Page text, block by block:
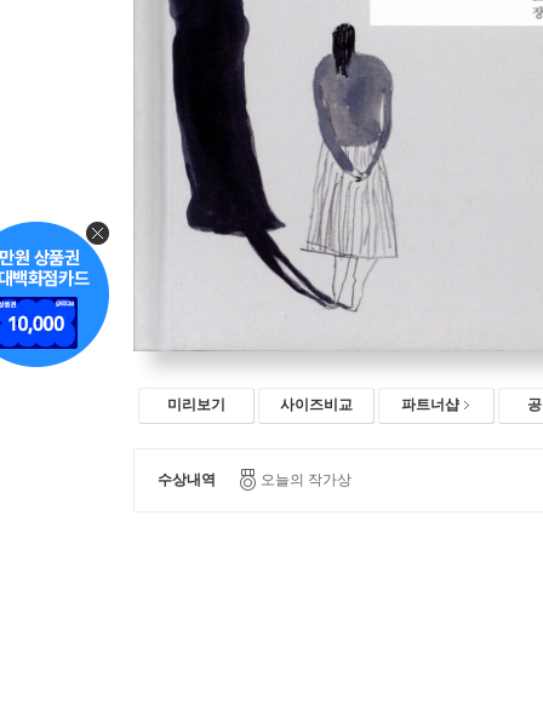
미리보기 사이즈비교 파트너샵
수상내역 오늘의 작가상